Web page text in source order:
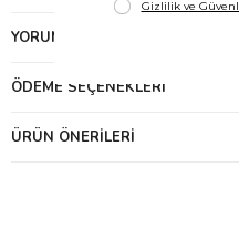
YORUMLAR
ÖDEME SEÇENEKLERI
ÜRÜN ÖNERILERI